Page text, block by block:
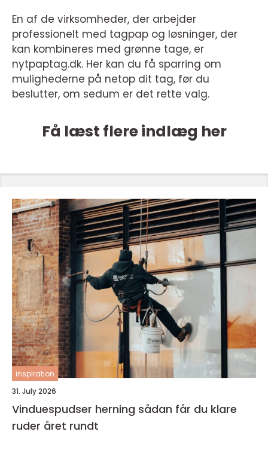
En af de virksomheder, der arbejder
professionelt med tagpap og løsninger, der
kan kombineres med grønne tage, er
nytpaptag.dk. Her kan du få sparring om
mulighederne på netop dit tag, før du
beslutter, om sedum er det rette valg.
Få læst flere indlæg her
inspiration
31. July 2026
Vinduespudser herning sådan får du klare
ruder året rundt